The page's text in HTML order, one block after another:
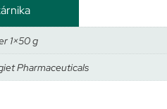
1×50 g
Pharmaceuticals